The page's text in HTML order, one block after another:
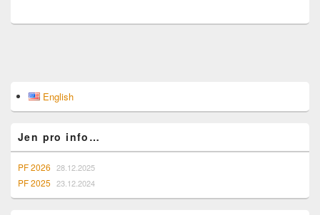
Sidebar
Widget
English
Jen pro info…
PF 2026 28.12.2025
PF 2025 23.12.2024